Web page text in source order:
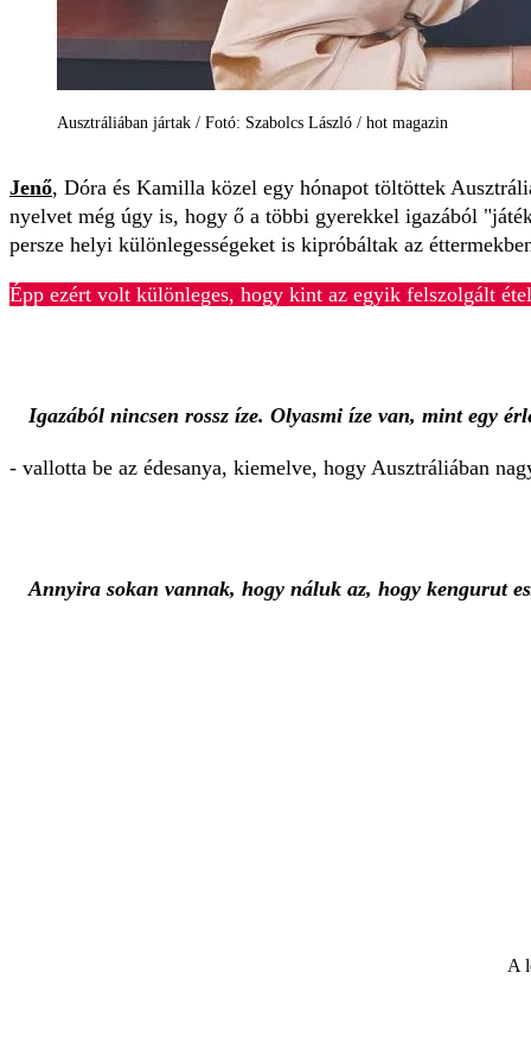
Ausztráliában jártak / Fotó: Szabolcs László / hot magazin
Jenő, Dóra és Kamilla közel egy hónapot töltöttek
nyelvet még úgy is, hogy ő a többi gyerekkel igazából
persze helyi különlegességeket is kipróbáltak az
Épp ezért volt különleges, hogy kint az egyik felszolgált
Igazából nincsen rossz íze. Olyasmi íze van, mint egy
- vallotta be az édesanya, kiemelve, hogy Ausztráliában
Annyira sokan vannak, hogy náluk az, hogy kengurut
A